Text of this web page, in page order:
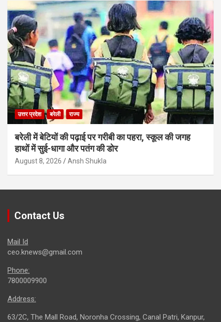
उत्तर प्रदेश बरेली राज्य
बरेली में बेटियों की पढ़ाई पर गरीबी का पहरा, स्कूल की जगह
हाथों में सुई-धागा और पतंग की डोर
August 8, 2026 Ansh Shukla
Contact Us
Mail Id
ceo.knews@gmail.com
Phone:
7800009900
Address:
63/2C, The Mall Road, Noronha Crossing, Canal Patri, Kanpur,